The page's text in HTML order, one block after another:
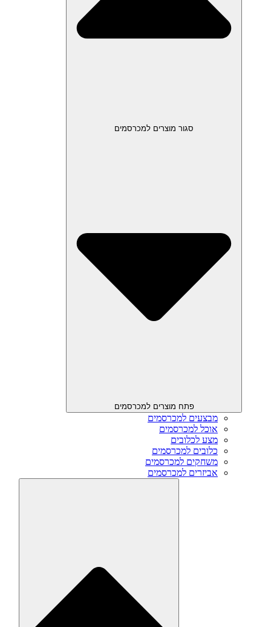
סגור מוצרים למכרסמים
פתח מוצרים למכרסמים
מבצעים למכרסמים
אוכל למכרסמים
מצע לכלובים
כלובים למכרסמים
משחקים למכרסמים
אביזרים למכרסמים